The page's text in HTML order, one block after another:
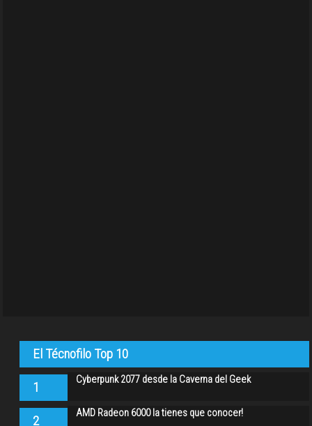
El Técnofilo Top 10
1 Cyberpunk 2077 desde la Caverna del Geek
2 AMD Radeon 6000 la tienes que conocer!